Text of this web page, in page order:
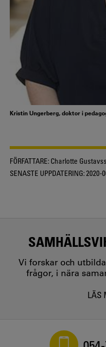
Kristin Ungerberg, doktor i
FÖRFATTARE: Charlotte
SENASTE UPPDATERING:2020-
Vi forskar och
frågor, i nära
LÄS